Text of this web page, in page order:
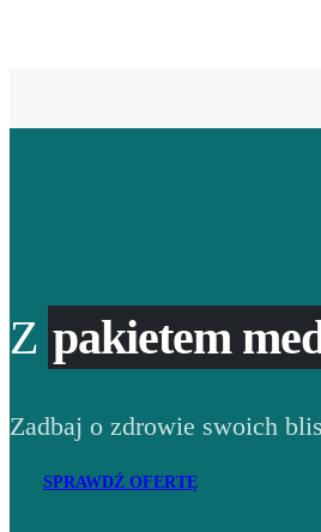
Z pakietem
Zadbaj o zdrowie swoich
SPRAWDŹ OFERTĘ